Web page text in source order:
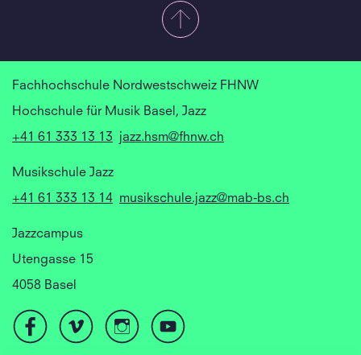
Fachhochschule Nordwestschweiz FHNW
Hochschule für Musik Basel, Jazz
+41 61 333 13 13
jazz.hsm@fhnw.ch
Musikschule Jazz
+41 61 333 13 14 musikschule.jazz@mab-bs.ch
Jazzcampus
Utengasse 15
4058 Basel